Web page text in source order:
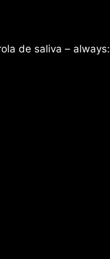
de saliva – always: